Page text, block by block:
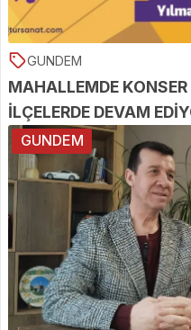
GUNDEM
MAHALLEMDE
İLÇELERDE DEVAM
GUNDEM